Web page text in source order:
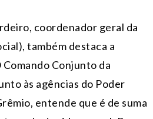
coordenador geral da
também destaca a
Comando Conjunto da
às agências do Poder
entende que é de suma